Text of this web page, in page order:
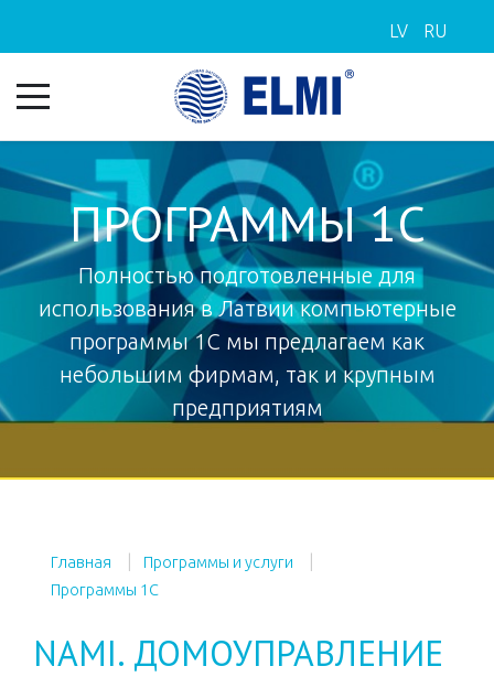
LV RU
ПРОГРАММЫ 1С
Полностью подготовленные для
использования в Латвии компьютерные
программы 1С мы предлагаем как
небольшим фирмам, так и крупным
предприятиям
Главная
Программы и услуги
Программы 1С
NAMI. ДОМОУПРАВЛЕНИЕ